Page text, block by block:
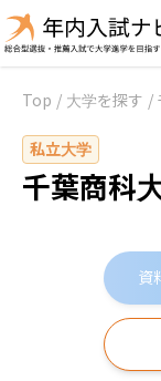
Top / 大学を探す /
私立大学
千葉商科
資